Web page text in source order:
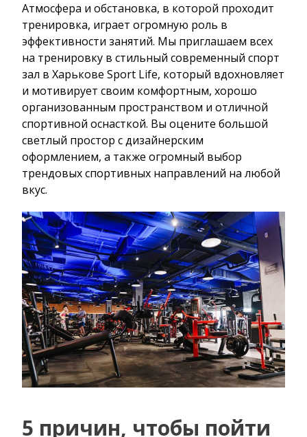
Атмосфера и обстановка, в которой проходит
тренировка, играет огромную роль в
эффективности занятий. Мы приглашаем всех
на тренировку в стильный современный спорт
зал в Харькове Sport Life, который вдохновляет
и мотивирует своим комфортным, хорошо
организованным пространством и отличной
спортивной оснасткой. Вы оцените большой
светлый простор с дизайнерским
оформлением, а также огромный выбор
трендовых спортивных направлений на любой
вкус.
5 причин, чтобы пойти